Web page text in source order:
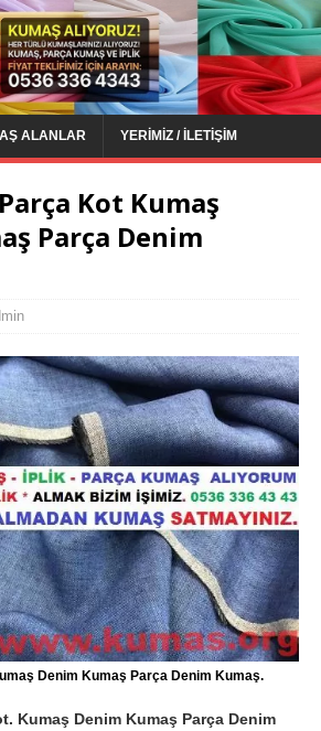
ALANLAR YERIMIZ / İLETIŞIM
Kot Kumaş
Parça Denim
Denim Kumaş Parça Denim Kumaş.
Kumaş Denim Kumaş Parça Denim